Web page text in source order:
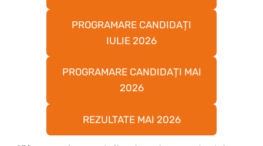
PROGRAMARE CANDIDAȚI
IULIE 2026
PROGRAMARE CANDIDAȚI MAI
2026
REZULTATE MAI 2026